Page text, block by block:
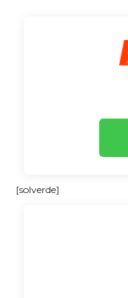
[solverde]